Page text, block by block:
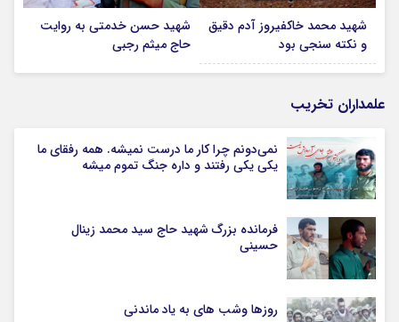
شهید محمد خاکفیروز آدم دقیق
و نکته سنجی بود
شهید حسن خدمتی به روایت
حاج میثم رجبی
علمداران تخریب
نمی‌دونم چرا کار ما درست نمیشه. همه رفقای ما
یکی یکی رفتند و داره جنگ تموم میشه
فرمانده بزرگ شهید حاج سید محمد زینال
حسینی
روزها وشب های به یاد ماندنی